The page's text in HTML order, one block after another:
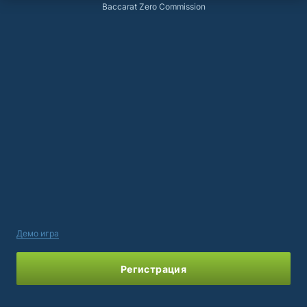
Baccarat Zero Commission
Демо игра
Регистрация